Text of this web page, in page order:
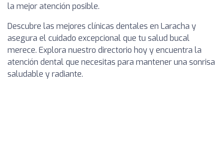
la mejor atención posible.
Descubre las mejores clínicas dentales en Laracha y
asegura el cuidado excepcional que tu salud bucal
merece. Explora nuestro directorio hoy y encuentra la
atención dental que necesitas para mantener una sonrisa
saludable y radiante.